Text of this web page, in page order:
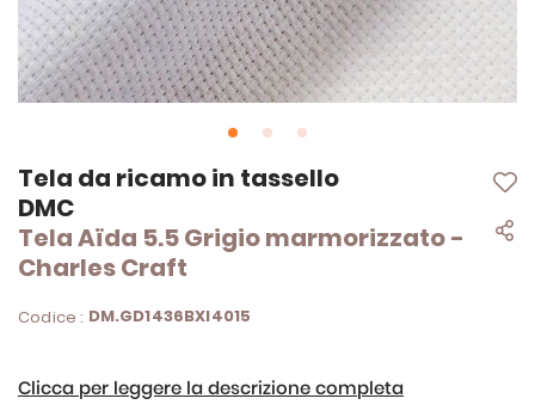
Tela da ricamo in tassello
DMC
Tela Aïda 5.5 Grigio marmorizzato -
Charles Craft
Codice : DM.GD1436BXI4015
Clicca per leggere la descrizione completa
Vai
all'inizio
della
galleria
di